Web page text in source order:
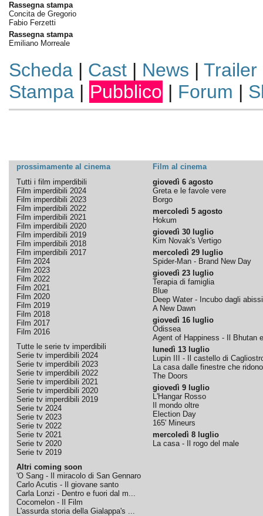
Rassegna stampa
Concita de Gregorio
Fabio Ferzetti
Rassegna stampa
Emiliano Morreale
Scheda| Cast| News | Trailer
Stampa| Pubblico | Forum |
prossimamente al cinema
Film al cinema
Tutti i film imperdibili
Film imperdibili 2024
Film imperdibili 2023
Film imperdibili 2022
Film imperdibili 2021
Film imperdibili 2020
Film imperdibili 2019
Film imperdibili 2018
Film imperdibili 2017
Film 2024
Film 2023
Film 2022
Film 2021
Film 2020
Film 2019
Film 2018
Film 2017
Film 2016
Tutte le serie tv imperdibili
Serie tv imperdibili 2024
Serie tv imperdibili 2023
Serie tv imperdibili 2022
Serie tv imperdibili 2021
Serie tv imperdibili 2020
Serie tv imperdibili 2019
Serie tv 2024
Serie tv 2023
Serie tv 2022
Serie tv 2021
Serie tv 2020
Serie tv 2019
Altri coming soon
'O Sang - Il miracolo di San Gennaro
Carlo Acutis - Il giovane santo
Carla Lonzi - Dentro e fuori dal m...
Cocomelon - Il Film
L'assurda storia della Gialappa's ...
giovedì 6 agosto
Greta e le favole vere
Borgo
mercoledì 5 agosto
Hokum
giovedì 30 luglio
Kim Novak's Vertigo
mercoledì 29 luglio
Spider-Man - Brand New Day
giovedì 23 luglio
Terapia di famiglia
Blue
Deep Water - Incubo dagli abissi
A New Dawn
giovedì 16 luglio
Odissea
Agent of Happiness - Il Bhutan
lunedì 13 luglio
Lupin III - Il castello di
La casa dalle finestre che ridono
The Doors
giovedì 9 luglio
L'Hangar Rosso
Il mondo oltre
Election Day
165' Mineurs
mercoledì 8 luglio
La casa - Il rogo del male